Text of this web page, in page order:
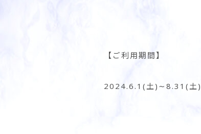
【ご利用期間】
2024.6.1(土)∼8.31(土)